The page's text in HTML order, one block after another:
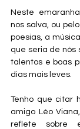
Neste
nos salva, ou
poesias, a
que seria de nós
talentos e boas
dias mais leves.
Tenho que citar
amigo Léo
reflete sobre